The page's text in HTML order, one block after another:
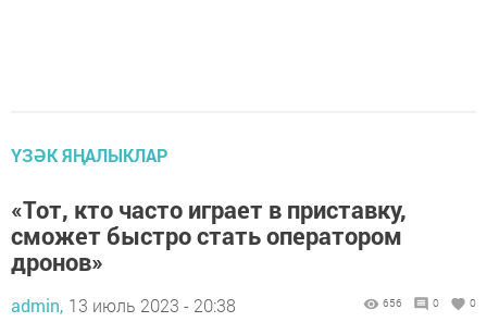
ҮЗӘК ЯҢАЛЫКЛАР
«Тот, кто часто играет в приставку,
сможет быстро стать оператором
дронов»
admin, 13 июль 2023 - 20:38 656 0 0